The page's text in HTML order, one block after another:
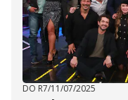
DO R7/11/07/2025